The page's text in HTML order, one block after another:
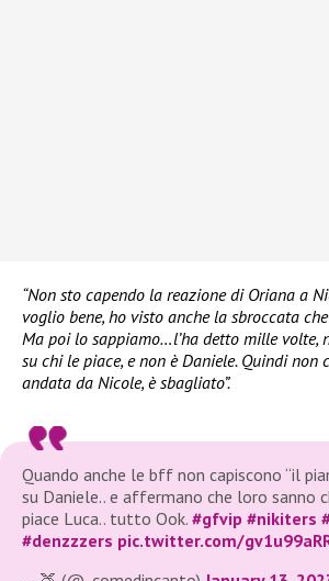
“Non sto capendo la reazione di Oriana a
voglio bene, ho visto anche la sbroccata
Ma poi lo sappiamo…l’ha detto mille volte,
su chi le piace, e non è Daniele. Quindi non
andata da Nicole, è sbagliato”.
Quando anche le bff non capiscono “il
su Daniele.. e affermano che loro sanno
piace Luca.. tutto Ook. #gfvip #nikiters
#denzzzers pic.twitter.com/